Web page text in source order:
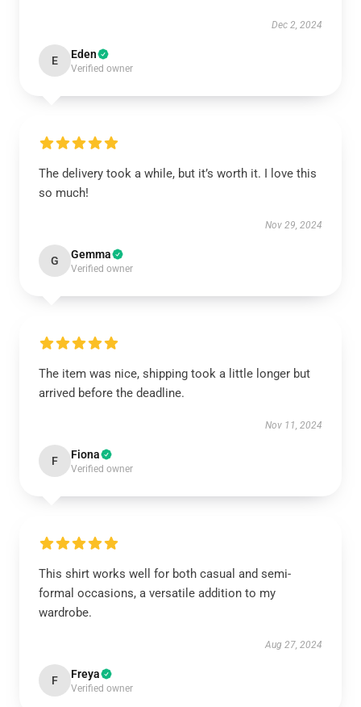
Dec 2, 2024
E Eden
Verified owner
The delivery took a while, but it’s worth it. I love this
so much!
Nov 29, 2024
G Gemma
Verified owner
The item was nice, shipping took a little longer but
arrived before the deadline.
Nov 11, 2024
F Fiona
Verified owner
This shirt works well for both casual and semi-
formal occasions, a versatile addition to my
wardrobe.
Aug 27, 2024
F Freya
Verified owner